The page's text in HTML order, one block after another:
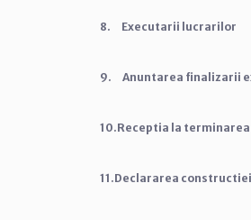
8. Executarii lucrarilor
9. Anuntarea finalizarii
10.Receptia la
11.Declararea